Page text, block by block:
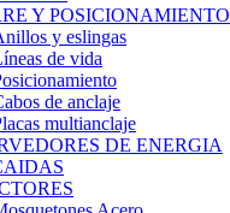
Y POSICIONAMIENTO
y eslingas
de vida
de anclaje
multianclaje
DE ENERGIA